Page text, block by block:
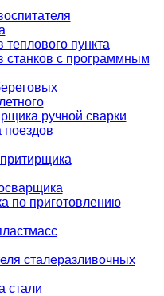
пункта
станков с программным
ручной сварки
по приготовлению
сталеразливочных
стали